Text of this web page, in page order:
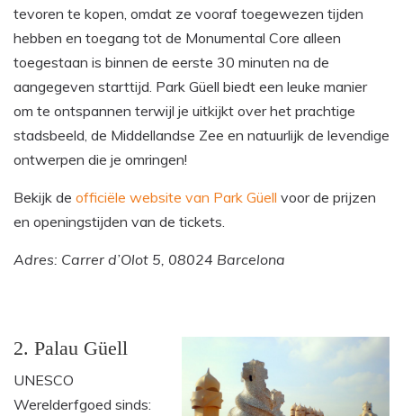
tevoren te kopen, omdat ze vooraf toegewezen tijden
hebben en toegang tot de Monumental Core alleen
toegestaan is binnen de eerste 30 minuten na de
aangegeven starttijd. Park Güell biedt een leuke manier
om te ontspannen terwijl je uitkijkt over het prachtige
stadsbeeld, de Middellandse Zee en natuurlijk de levendige
ontwerpen die je omringen!
Bekijk de officiële website van Park Güell voor de prijzen
en openingstijden van de tickets.
Adres: Carrer d’Olot 5, 08024 Barcelona
2. Palau Güell
UNESCO
Werelderfgoed sinds: